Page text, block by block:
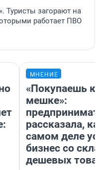
Туристы загорают на
работает ПВО
МНЕНИЕ
«Покупаешь
мешке»:
рассказала,
самом деле
бизнес со
дешевых